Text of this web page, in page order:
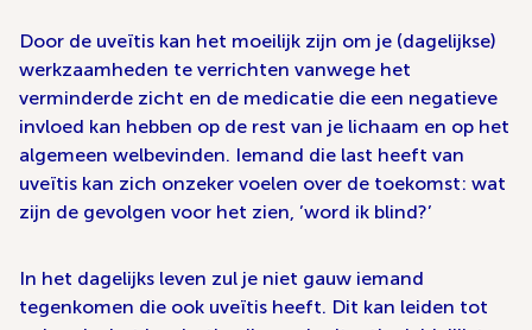
Door de uveïtis kan het moeilijk zijn om je (dagelijkse)
werkzaamheden te verrichten vanwege het
verminderde zicht en de medicatie die een negatieve
invloed kan hebben op de rest van je lichaam en op het
algemeen welbevinden. Iemand die last heeft van
uveïtis kan zich onzeker voelen over de toekomst: wat
zijn de gevolgen voor het zien, ’word ik blind?’
In het dagelijks leven zul je niet gauw iemand
tegenkomen die ook uveïtis heeft. Dit kan leiden tot